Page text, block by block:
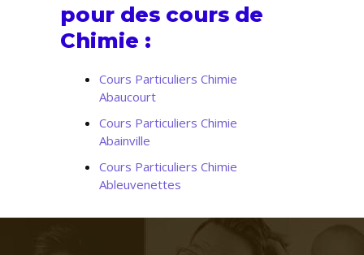
pour des cours de
Chimie :
Cours Particuliers Chimie
Abaucourt
Cours Particuliers Chimie
Abainville
Cours Particuliers Chimie
Ableuvenettes